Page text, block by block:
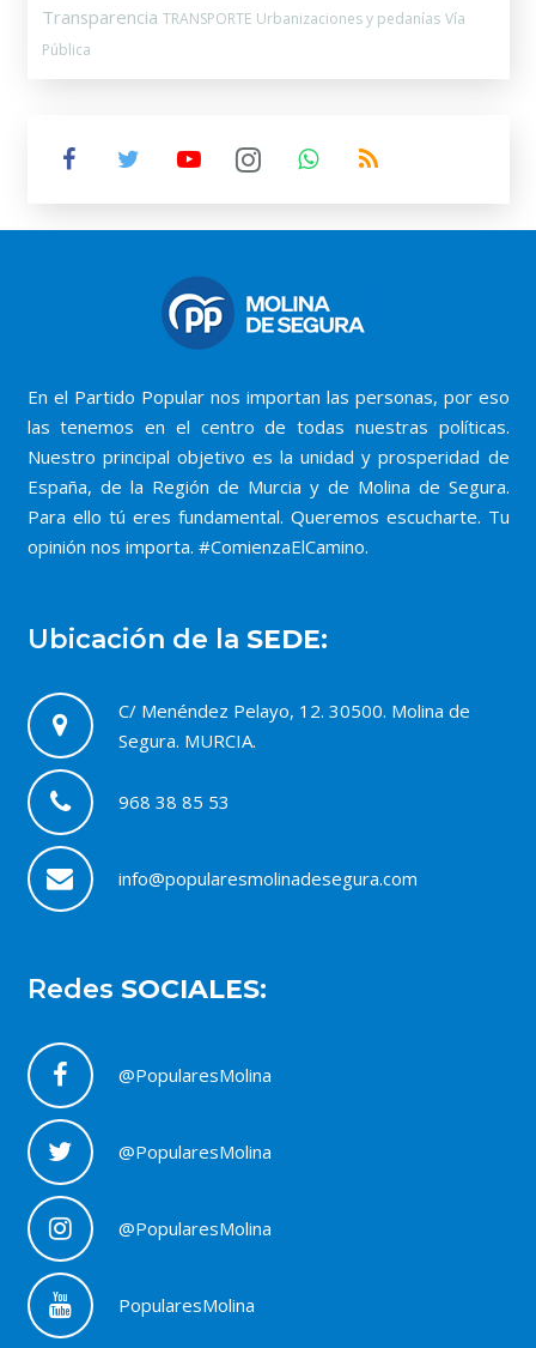
Transparencia TRANSPORTE Urbanizaciones y pedanías Vía
Pública
En el Partido Popular nos importan las personas, por eso
las tenemos en el centro de todas nuestras políticas.
Nuestro principal objetivo es la unidad y prosperidad de
España, de la Región de Murcia y de Molina de Segura.
Para ello tú eres fundamental. Queremos escucharte. Tu
opinión nos importa. #ComienzaElCamino.
Ubicación de la SEDE:
C/ Menéndez Pelayo, 12. 30500. Molina de
Segura. MURCIA.
968 38 85 53
info@popularesmolinadesegura.com
Redes SOCIALES:
@PopularesMolina
@PopularesMolina
@PopularesMolina
PopularesMolina